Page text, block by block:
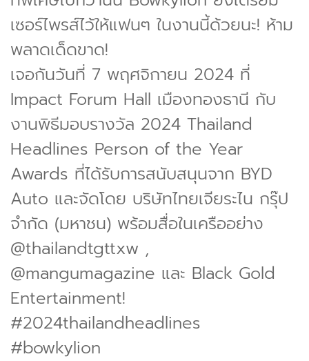
เซอร์ไพรส์ไว้ให้แฟนๆ ในงานนี้ด้วยนะ! ห้าม
พลาดเด็ดขาด!
เจอกันวันที่ 7 พฤศจิกายน 2024 ที่
Impact Forum Hall เมืองทองธานี กับ
งานพิธีมอบรางวัล 2024 Thailand
Headlines Person of the Year
Awards ที่ได้รับการสนับสนุนจาก BYD
Auto และจัดโดย บริษัทไทยเจียระไน กรุ๊ป
จำกัด (มหาชน) พร้อมสื่อในเครืออย่าง
@thailandtgttxw ,
@mangumagazine และ Black Gold
Entertainment!
#2024thailandheadlines
#bowkylion